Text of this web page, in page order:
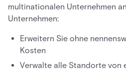
multinationalen Unternehmen
Unternehmen:
Erweitern Sie ohne
Kosten
Verwalte alle Standorte von